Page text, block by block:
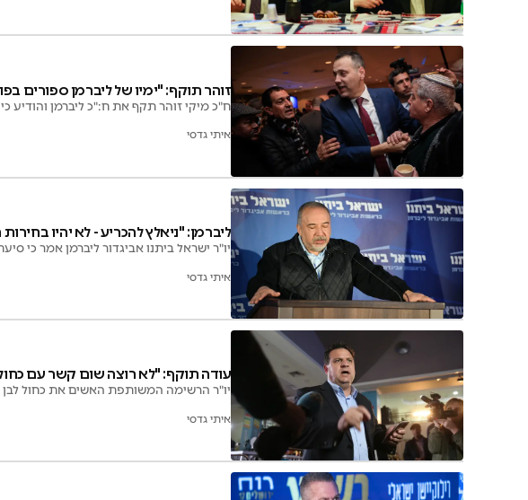
זוהר תוקף: "ימיו של ליברמן ספורים
ח"כ מיקי זוהר תקף את ח:"כ ליברמן והודיע כי
איתי גדסי
ליברמן: "ניאלץ להכריע - לא יהיו בחירות
יו"ר ישראל ביתנו אביגדור ליברמן אמר
איתי גדסי
עודה תוקף: "לא רוצה שום קשר עם
יו"ר הרשימה המשותפת האשים את כחול לבן
איתי גדסי